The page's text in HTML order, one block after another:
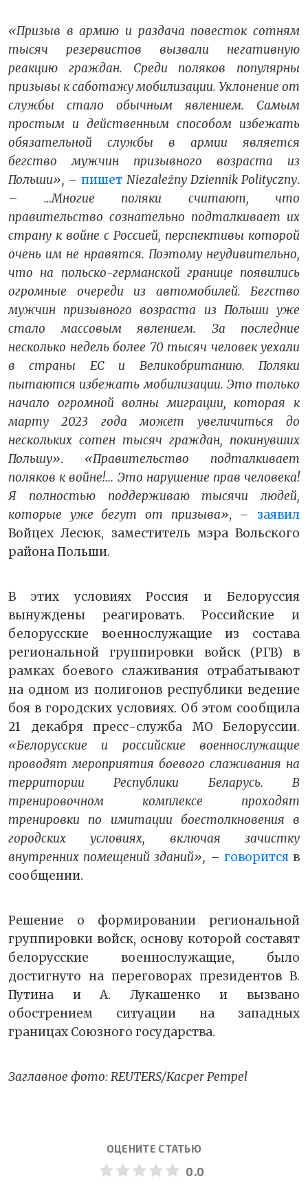
«Призыв в армию и раздача повесток сотням
тысяч резервистов вызвали негативную
реакцию граждан. Среди поляков популярны
призывы к саботажу мобилизации. Уклонение от
службы стало обычным явлением. Самым
простым и действенным способом избежать
обязательной службы в армии является
бегство мужчин призывного возраста из
Польши», –пишет Niezależny Dziennik Polityczny.
– …Многие поляки считают, что
правительство сознательно подталкивает их
страну к войне с Россией, перспективы которой
очень им не нравятся. Поэтому неудивительно,
что на польско-германской границе появились
огромные очереди из автомобилей. Бегство
мужчин призывного возраста из Польши уже
стало массовым явлением. За последние
несколько недель более 70 тысяч человек уехали
в страны ЕС и Великобританию. Поляки
пытаются избежать мобилизации. Это только
начало огромной волны миграции, которая к
марту 2023 года может увеличиться до
нескольких сотен тысяч граждан, покинувших
Польшу». «Правительство подталкивает
поляков к войне!... Это нарушение прав человека!
Я полностью поддерживаю тысячи людей,
которые уже бегут от призыва», – заявил
Войцех Лесюк, заместитель мэра Вольского
района Польши.
В этих условиях Россия и Белоруссия
вынуждены реагировать. Российские и
белорусские военнослужащие из состава
региональной группировки войск (РГВ) в
рамках боевого слаживания отрабатывают
на одном из полигонов республики ведение
боя в городских условиях. Об этом сообщила
21 декабря пресс-служба МО Белоруссии.
«Белорусские и российские военнослужащие
проводят мероприятия боевого слаживания на
территории Республики Беларусь. В
тренировочном комплексе проходят
тренировки по имитации боестолкновения в
городских условиях, включая зачистку
внутренних помещений зданий», – говоритсяв
сообщении.
Решение о формировании региональной
группировки войск, основу которой составят
белорусские военнослужащие, было
достигнуто на переговорах президентов В.
Путина и А. Лукашенко и вызвано
обострением ситуации на западных
границах Союзного государства.
Заглавное фото: REUTERS/Kacper Pempel
ОЦЕНИТЕ СТАТЬЮ
0.0